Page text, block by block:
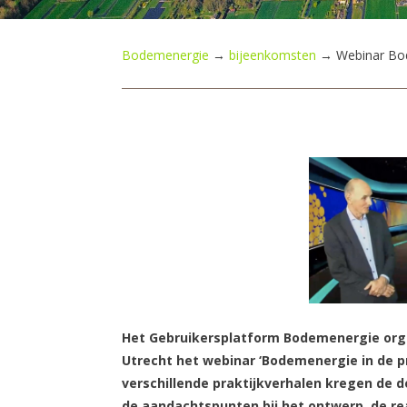
Bodemenergie →bijeenkomsten →Webinar
Het Gebruikersplatform Bodemenergie
Utrecht het webinar ‘Bodemenergie in de
verschillende praktijkverhalen kregen de